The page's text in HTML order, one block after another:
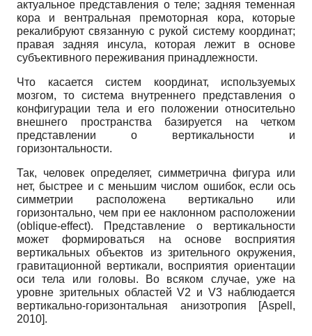
актуальное представления о теле; задняя теменная
кора и вентральная премоторная кора, которые
рекалибруют связанную с рукой систему координат;
правая задняя инсула, которая лежит в основе
субъективного переживания принадлежности.
Что касается систем координат, используемых
мозгом, то система внутреннего представления о
конфигурации тела и его положении относительно
внешнего пространства базируется на четком
представлении о вертикальности и
горизонтальности.
Так, человек определяет, симметрична фигура или
нет, быстрее и с меньшим числом ошибок, если ось
симметрии расположена вертикально или
горизонтально, чем при ее наклонном расположении
(oblique-effect). Представление о вертикальности
может формироваться на основе восприятия
вертикальных объектов из зрительного окружения,
гравитационной вертикали, восприятия ориентации
оси тела или головы. Во всяком случае, уже на
уровне зрительных областей V2 и V3 наблюдается
вертикально-горизонтальная анизотропия
[Aspell,
2010].